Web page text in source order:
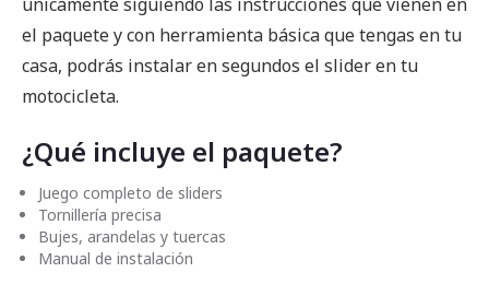
el paquete y con herramienta básica que tengas en tu
casa, podrás instalar en segundos el slider en tu
motocicleta.
¿Qué incluye el paquete?
Juego completo de sliders
Tornillería precisa
Bujes, arandelas y tuercas
Manual de instalación